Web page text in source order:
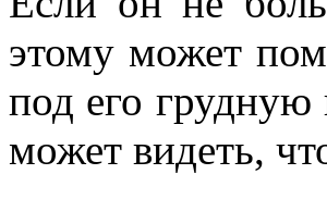
этому может
под его грудную
может видеть,